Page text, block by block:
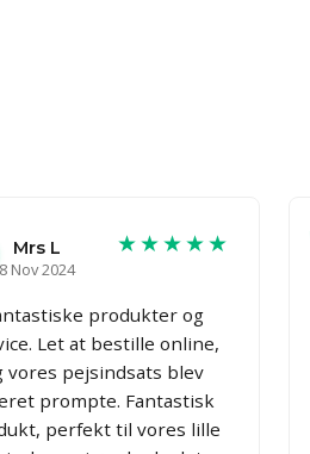
Mrs L
8 Nov 2024
★★★★★
produkter og
Let at bestille online,
vores pejsindsats blev
prompte. Fantastisk
perfekt til vores lille